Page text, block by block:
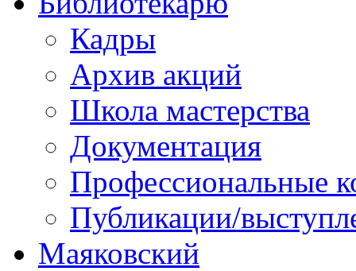
Кадры
Архив акций
Школа мастерства
Документация
Профессиональные
Публикации/
Маяковский